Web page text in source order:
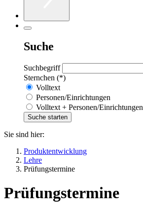
Suche
Suchbegriff
Sternchen (*)
Volltext
Personen/Einrichtungen
Volltext + Personen/Einrichtungen
Sie sind hier:
Produktentwicklung
Lehre
Prüfungstermine
Prüfungstermine